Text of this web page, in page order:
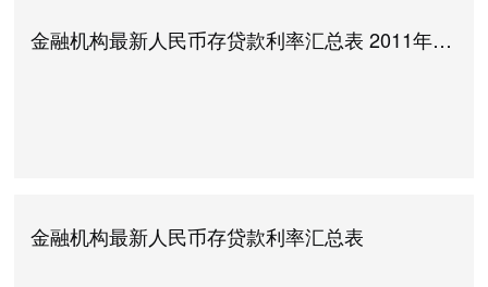
金融机构最新人民币存贷款利率汇总表 2011年7月7日执行
金融机构最新人民币存贷款利率汇总表